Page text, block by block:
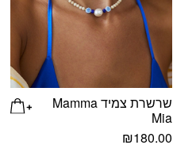
שרשרת צמיד Mamma
Mia
₪180.00